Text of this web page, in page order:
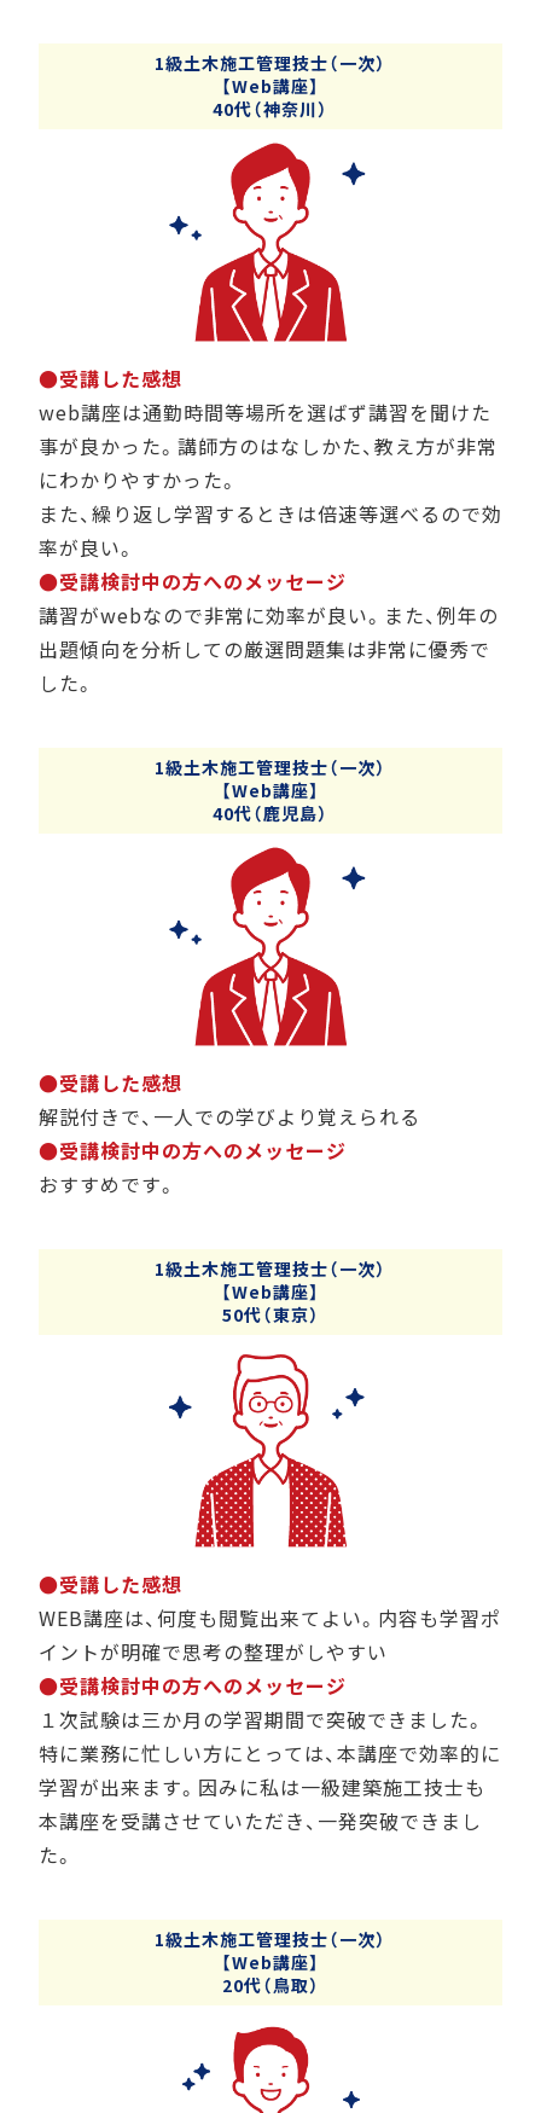
1級土木施工管理技士（一次）
【Web講座】
40代（神奈川）
●受講した感想
web講座は通勤時間等場所を選ばず講習を聞けた
事が良かった。講師方のはなしかた、教え方が非常
にわかりやすかった。
また、繰り返し学習するときは倍速等選べるので効
率が良い。
●受講検討中の方へのメッセージ
講習がwebなので非常に効率が良い。また、例年の
出題傾向を分析しての厳選問題集は非常に優秀で
した。
1級土木施工管理技士（一次）
【Web講座】
40代（鹿児島）
●受講した感想
解説付きで、一人での学びより覚えられる
●受講検討中の方へのメッセージ
おすすめです。
1級土木施工管理技士（一次）
【Web講座】
50代（東京）
●受講した感想
WEB講座は、何度も閲覧出来てよい。内容も学習ポ
イントが明確で思考の整理がしやすい
●受講検討中の方へのメッセージ
１次試験は三か月の学習期間で突破できました。
特に業務に忙しい方にとっては、本講座で効率的に
学習が出来ます。因みに私は一級建築施工技士も
本講座を受講させていただき、一発突破できまし
た。
1級土木施工管理技士（一次）
【Web講座】
20代（鳥取）